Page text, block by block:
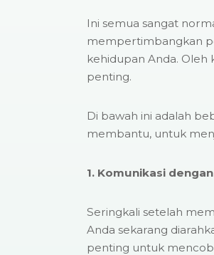
Ini semua sangat
mempertimbangkan
kehidupan Anda. Oleh
penting.
Di bawah ini adalah
membantu, untuk
1. Komunikasi
Seringkali setelah
Anda sekarang
penting untuk